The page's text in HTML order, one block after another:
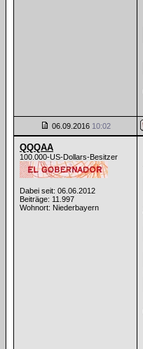
06.09.2016 10:02
QQQAA
100.000-US-Dollars-Besitzer
Dabei seit: 06.06.2012
Beiträge: 11.997
Wohnort: Niederbayern